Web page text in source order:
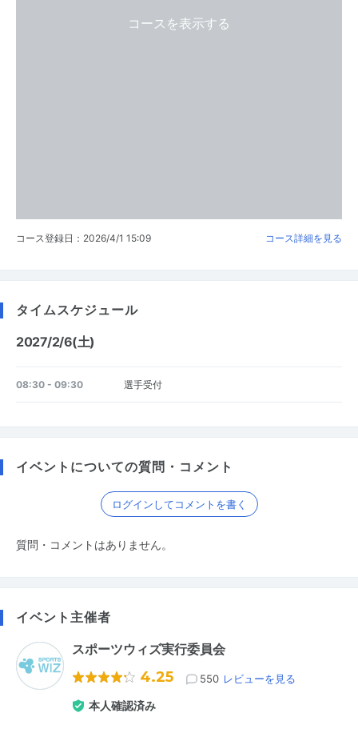
コースを表示する
コース登録日：2026/4/1 15:09 コース詳細を見る
タイムスケジュール
2027/2/6(土)
08:30 - 09:30 選手受付
イベントについての質問・コメント
ログインしてコメントを書く
質問・コメントはありません。
イベント主催者
スポーツウィズ実行委員会
4.25 550 レビューを見る
本人確認済み